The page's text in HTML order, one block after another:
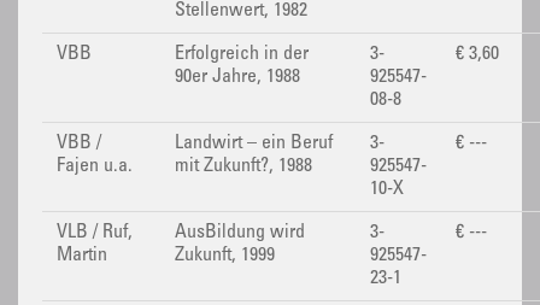
Stellenwert, 1982
VBB
Erfolgreich in der
90er Jahre, 1988
3-
925547-
08-8
€ 3,60
VBB /
Fajen u.a.
Landwirt – ein Beruf
mit Zukunft?, 1988
3-
925547-
10-X
€ ---
VLB / Ruf,
Martin
AusBildung wird
Zukunft, 1999
3-
925547-
23-1
€ ---